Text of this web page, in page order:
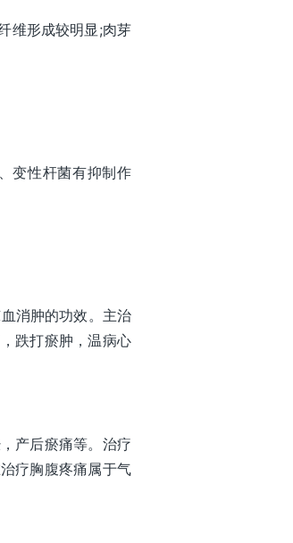
维形成较明显;肉芽
变性杆菌有抑制作
消肿的功效。主治
跌打瘀肿，温病心
产后瘀痛等。治疗
疗胸腹疼痛属于气